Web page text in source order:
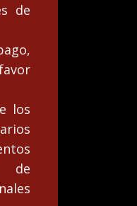
de
los
de